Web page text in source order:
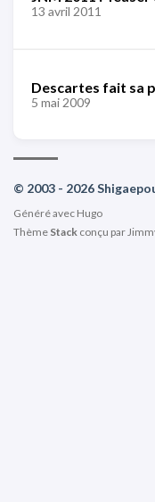
13 avril 2011
Descartes fait sa
5 mai 2009
© 2003 - 2026
Généré avec Hugo
Thème Stack conçu par